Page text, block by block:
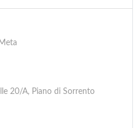
20/A, Piano di Sorrento